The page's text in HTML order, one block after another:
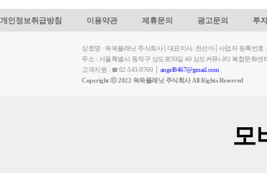
개인정보취급방침 이용약관 제휴문의 광고문의 투
상호명 : 쑥쑥플래닛 주식회사│대표이사: 천선아│사업자 등록번호
주소 : 서울특별시 동작구 상도로30길 40 상도커뮤니티 복합문화
고객지원 : ☎ 02-543-9760 │ angel8467@gmail.com
Copyright ⓒ 2022 쑥쑥플래닛 주식회사 All Rights Reserved
모